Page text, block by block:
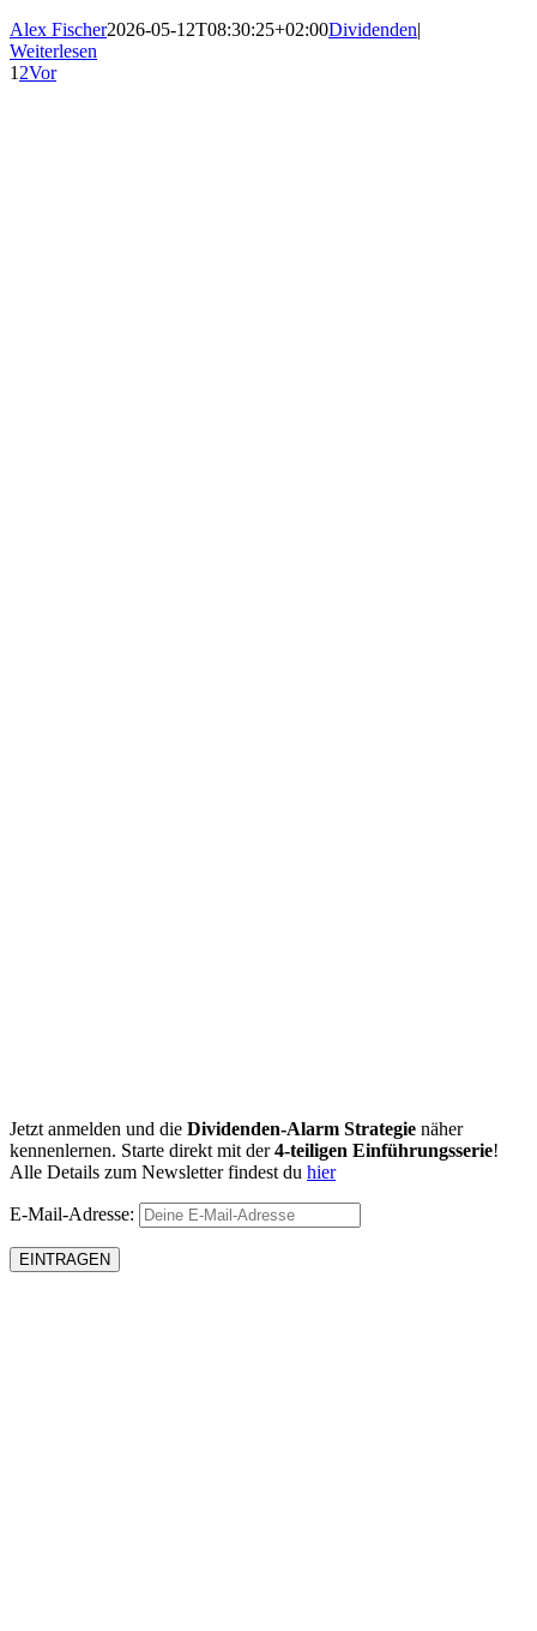
Alex Fischer2026-05-12T08:30:25+02:00Dividenden|
Weiterlesen
1 2Vor
Jetzt anmelden und die Dividenden-Alarm Strategie näher
kennenlernen. Starte direkt mit der4-teiligen Einführungsserie!
Alle Details zum Newsletter findest du hier
E-Mail-Adresse: